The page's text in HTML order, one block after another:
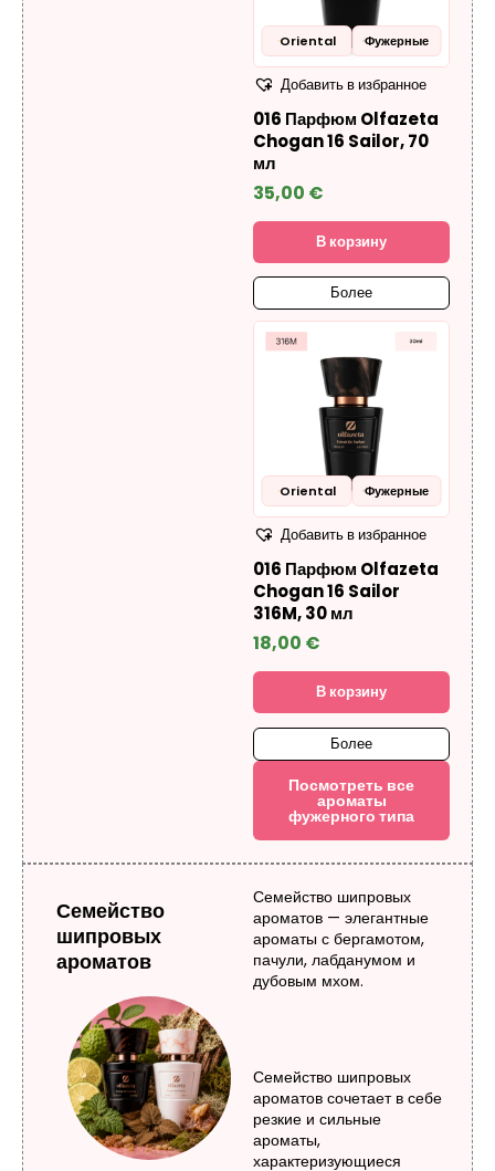
Oriental Фужерные
Добавить в избранное
016 Парфюм Olfazeta
Chogan 16 Sailor, 70
мл
35,00 €
В корзину
Более
Oriental Фужерные
Добавить в избранное
016 Парфюм Olfazeta
Chogan 16 Sailor
316M, 30 мл
18,00 €
В корзину
Более
Посмотреть все
ароматы
фужерного типа
Семейство
шипровых
ароматов
Семейство шипровых
ароматов — элегантные
ароматы с бергамотом,
пачули, лабданумом и
дубовым мхом.
Семейство шипровых
ароматов сочетает в себе
резкие и сильные
ароматы,
характеризующиеся